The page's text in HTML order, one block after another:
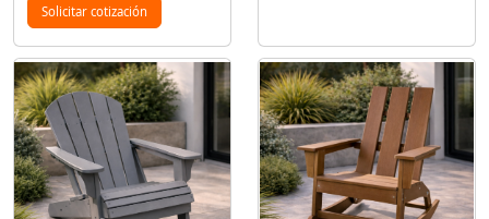
Solicitar cotización